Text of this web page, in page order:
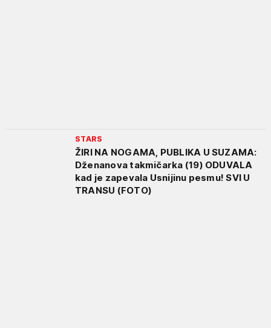
STARS
ŽIRI NA NOGAMA, PUBLIKA U SUZAMA:
Dženanova takmičarka (19) ODUVALA
kad je zapevala Usnijinu pesmu! SVI U
TRANSU (FOTO)